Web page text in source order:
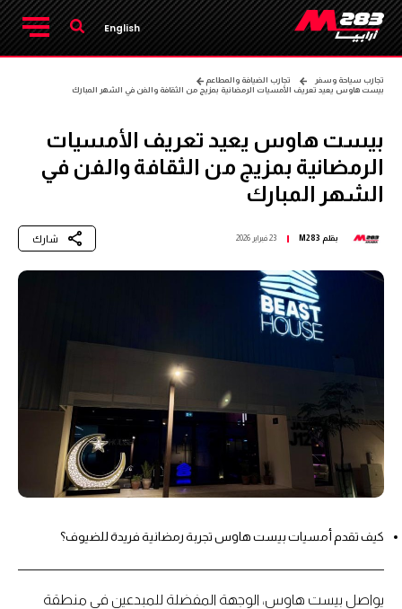
English
تجارب سياحة وسفر
تجارب الضيافة والمطاعم
بيست هاوس يعيد تعريف الأمسيات الرمضانية بمزيج من الثقافة والفن في الشهر المبارك
بيست هاوس يعيد تعريف الأمسيات
الرمضانية بمزيج من الثقافة والفن في
الشهر المبارك
بقلم M283 23 فبراير 2026 شارك
كيف تقدم أمسيات بيست هاوس تجربة رمضانية فريدة للضيوف؟
يواصل بيست هاوس، الوجهة المفضلة للمبدعين في منطقة